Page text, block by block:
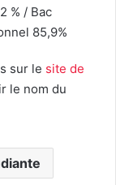
% / Bac
85,9%
sur le site de
le nom du